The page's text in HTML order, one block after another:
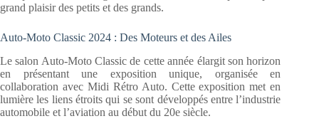
grand plaisir des petits et des grands.
Auto-Moto Classic 2024 : Des Moteurs et des Ailes
Le salon Auto-Moto Classic de cette année élargit son horizon
en présentant une exposition unique, organisée en
collaboration avec Midi Rétro Auto. Cette exposition met en
lumière les liens étroits qui se sont développés entre l’industrie
automobile et l’aviation au début du 20e siècle.